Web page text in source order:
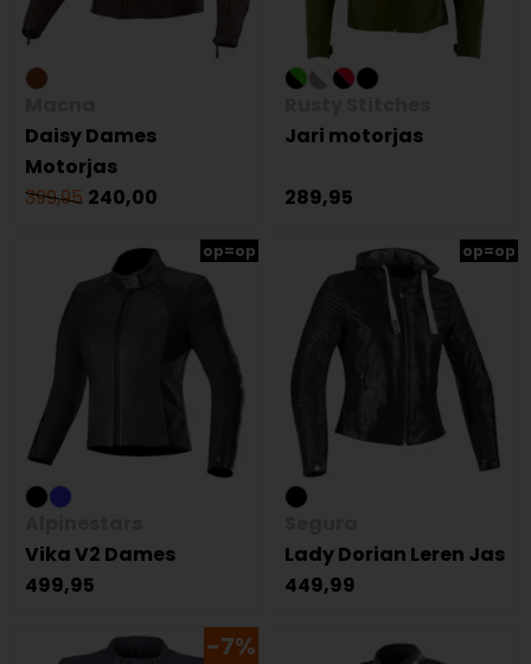
Daisy Dames
Motorjas
399,95 240,00
Jari motorjas
289,95
op=op
Vika V2 Dames
499,95
op=op
Lady Dorian Leren Jas
449,99
-7%